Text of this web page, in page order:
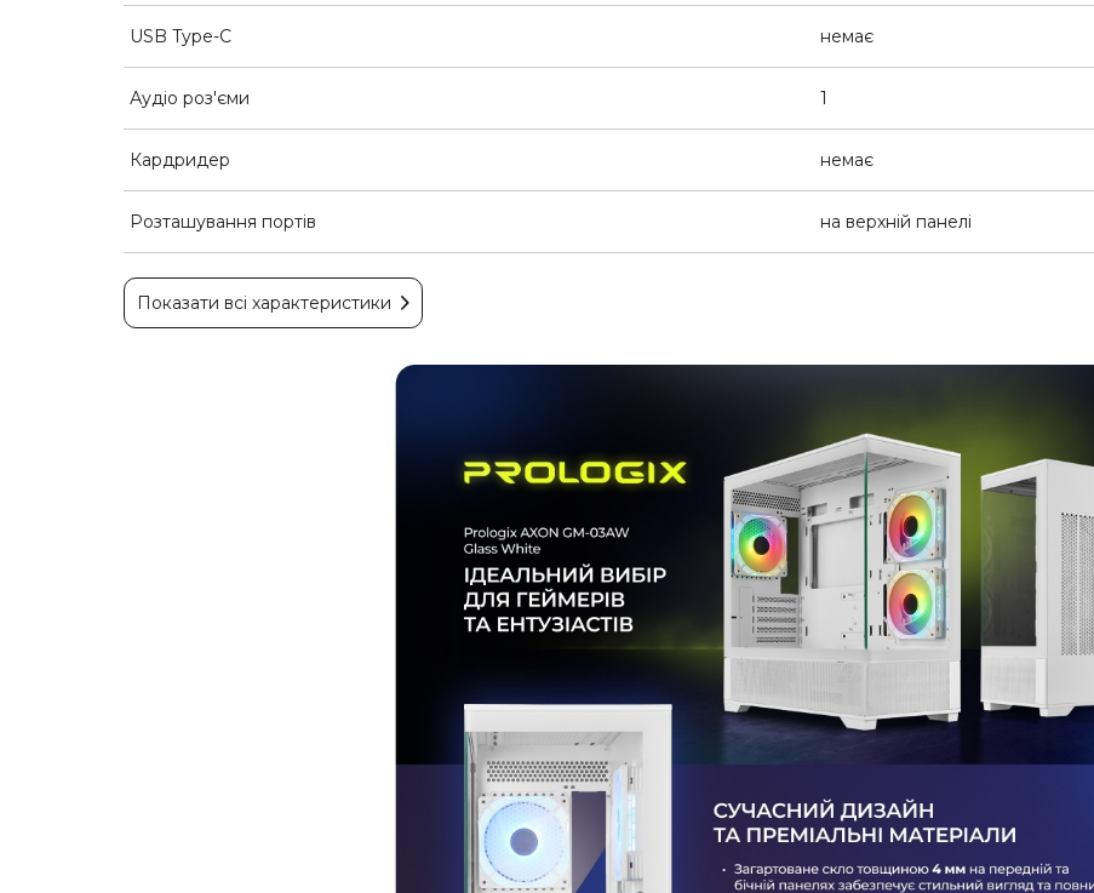
USB Type-C немає
Аудіо роз'єми 1
Кардридер немає
Розташування портів на верхній панелі
Показати всі характеристики